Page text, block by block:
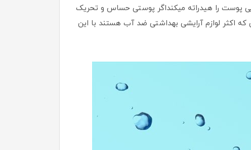
پوست را هیدراته میکنداگر پوستی حساس و تحریک
که اکثر لوازم آرایشی بهداشتی ضد آب هستند با این